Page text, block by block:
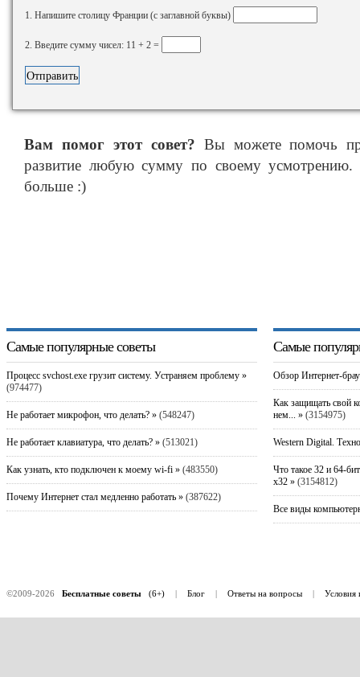
1. Напишите столицу Франции (с заглавной буквы)
2. Введите сумму чисел: 11 + 2 =
Вам помог этот совет? Вы можете помочь
развитие любую сумму по своему
больше :)
Самые популярные советы
Процесс svchost.exe грузит систему. Устраняем проблему »
(974477)
Не работает микрофон, что делать? »(548247)
Не работает клавиатура, что делать? »(513021)
Как узнать, кто подключен к моему wi-fi »(483550)
Почему Интернет стал медленно работать »(387622)
Самые
Обзор Интернет-
Как защищать свой
нем... »(3154975)
Western Digital.
Что такое 32 и 64-
x32 »(3154812)
Все виды
©2009-2026 Бесплатные советы(6+) | Блог | Ответы на вопросы | Условия